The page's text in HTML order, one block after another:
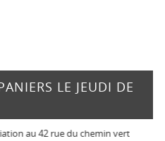
LE JEUDI DE
au 42 rue du chemin vert